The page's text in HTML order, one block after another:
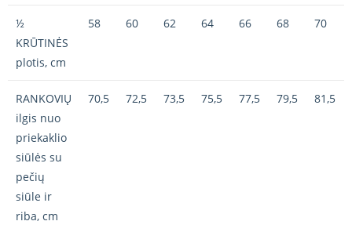
½
KRŪTINĖS
plotis, cm
58 60 62 64 66 68 70
RANKOVIŲ
ilgis nuo
priekaklio
siūlės su
pečių
siūle ir
riba, cm
70,5 72,5 73,5 75,5 77,5 79,5 81,5